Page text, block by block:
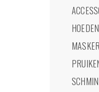
HOEDEN